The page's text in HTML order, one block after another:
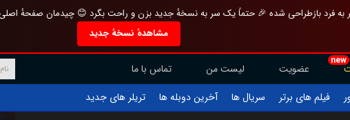
به فرد بازطراحی شده 🎉 حتماً یک سر به نسخهٔ جدید بزن و راحت بگرد 😊 چیدمان صفحهٔ
مشاهدهٔ نسخهٔ جدید
new
عضویت لیست من
تماس با ما
فیلم های برتر سریال ها آخرین دوبله ها تریلر های جدید